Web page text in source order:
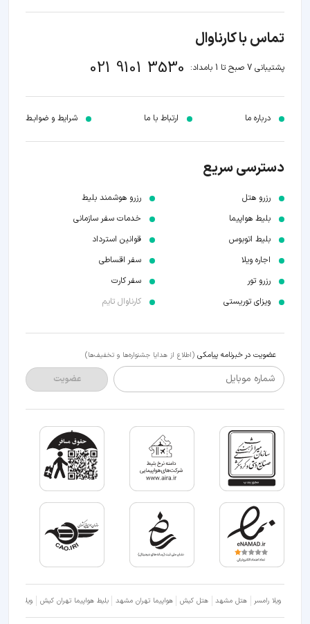
تماس با کارناوال
پشتیبانی 7 صبح تا 1 بامداد: 021 9101 3530
درباره ما ارتباط با ما شرایط و ضوابـط
دسترسی سریع
رزرو هتل
بلیط هواپیما
بلیط اتوبوس
اجاره ویلا
رزرو تور
ویزای توریستی
رزرو هوشمند بلیط
خدمات سفر سازمانی
قوانین استرداد
سفر اقساطی
سفر کارت
کارناوال تایم
عضویت در خبرنامه پیامکی (اطلاع از هدایا جشنواره‌ها و تخفیف‌ها)
شماره موبایل عضویت
ویلا رامسر هتل مشهد هتل کیش هواپیما تهران مشهد بلیط هواپیما تهران کیش ویلا شمال